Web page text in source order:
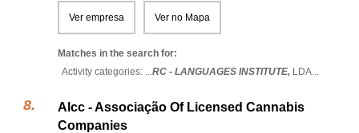
Ver empresa Ver no Mapa
Matches in the search for:
Activity categories: ...RC - LANGUAGES INSTITUTE, LDA...
Alcc - Associação Of Licensed Cannabis
Companies